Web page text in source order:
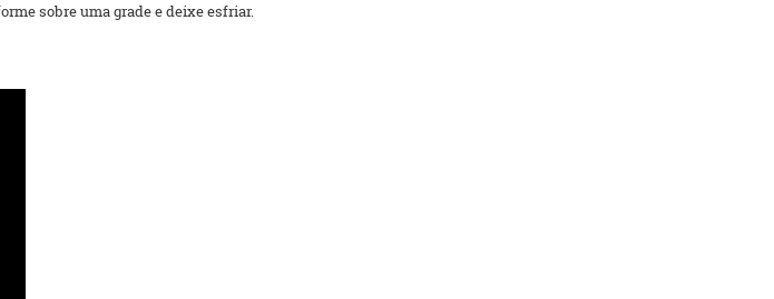
sobre uma grade e deixe esfriar.